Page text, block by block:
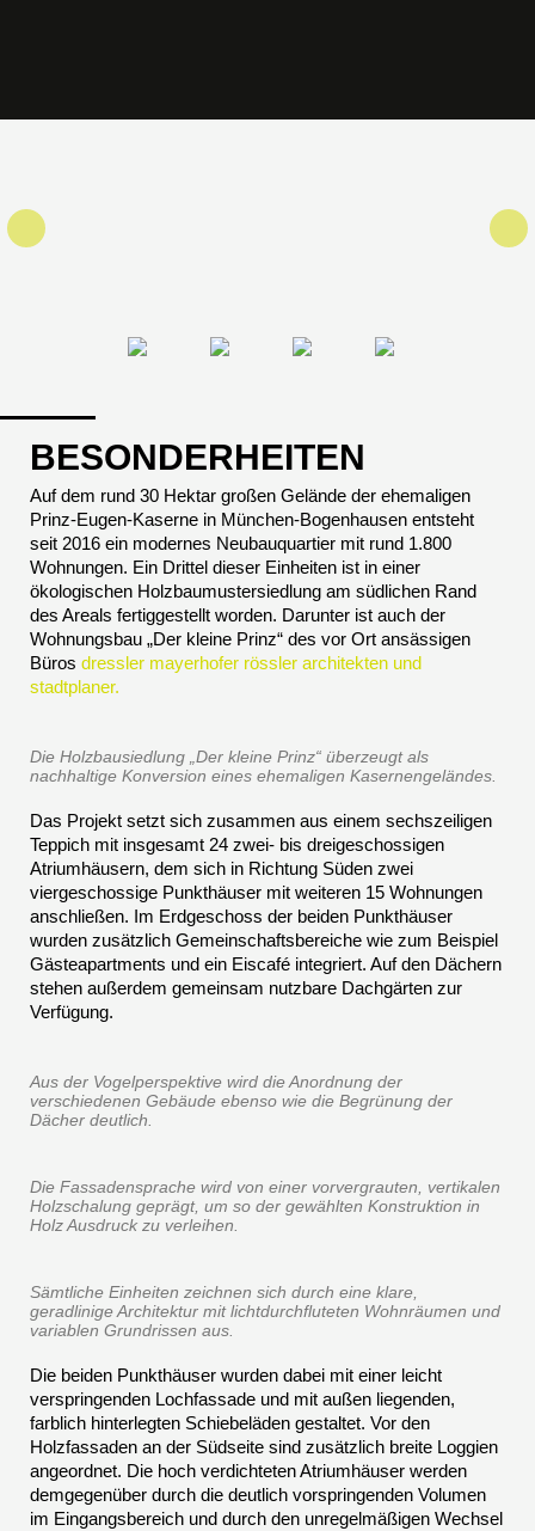
BESONDERHEITEN
Auf dem rund 30 Hektar großen Gelände der ehemaligen
Prinz-Eugen-Kaserne in München-Bogenhausen entsteht
seit 2016 ein modernes Neubauquartier mit rund 1.800
Wohnungen. Ein Drittel dieser Einheiten ist in einer
ökologischen Holzbaumustersiedlung am südlichen Rand
des Areals fertiggestellt worden. Darunter ist auch der
Wohnungsbau „Der kleine Prinz“ des vor Ort ansässigen
Büros dressler mayerhofer rössler architekten und
stadtplaner.
Die Holzbausiedlung „Der kleine Prinz“ überzeugt als
nachhaltige Konversion eines ehemaligen Kasernengeländes.
Das Projekt setzt sich zusammen aus einem sechszeiligen
Teppich mit insgesamt 24 zwei- bis dreigeschossigen
Atriumhäusern, dem sich in Richtung Süden zwei
viergeschossige Punkthäuser mit weiteren 15 Wohnungen
anschließen. Im Erdgeschoss der beiden Punkthäuser
wurden zusätzlich Gemeinschaftsbereiche wie zum Beispiel
Gästeapartments und ein Eiscafé integriert. Auf den Dächern
stehen außerdem gemeinsam nutzbare Dachgärten zur
Verfügung.
Aus der Vogelperspektive wird die Anordnung der
verschiedenen Gebäude ebenso wie die Begrünung der
Dächer deutlich.
Die Fassadensprache wird von einer vorvergrauten, vertikalen
Holzschalung geprägt, um so der gewählten Konstruktion in
Holz Ausdruck zu verleihen.
Sämtliche Einheiten zeichnen sich durch eine klare,
geradlinige Architektur mit lichtdurchfluteten Wohnräumen und
variablen Grundrissen aus.
Die beiden Punkthäuser wurden dabei mit einer leicht
verspringenden Lochfassade und mit außen liegenden,
farblich hinterlegten Schiebeläden gestaltet. Vor den
Holzfassaden an der Südseite sind zusätzlich breite Loggien
angeordnet. Die hoch verdichteten Atriumhäuser werden
demgegenüber durch die deutlich vorspringenden Volumen
im Eingangsbereich und durch den unregelmäßigen Wechsel